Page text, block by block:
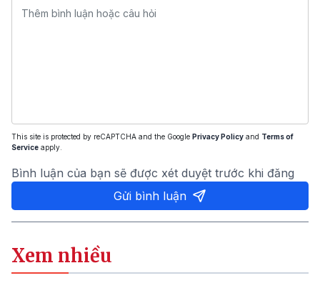
This site is protected by reCAPTCHA and the Google Privacy Policy and Terms of
Service apply.
Bình luận của bạn sẽ được xét duyệt trước khi đăng
Gửi bình luận
Xem nhiều